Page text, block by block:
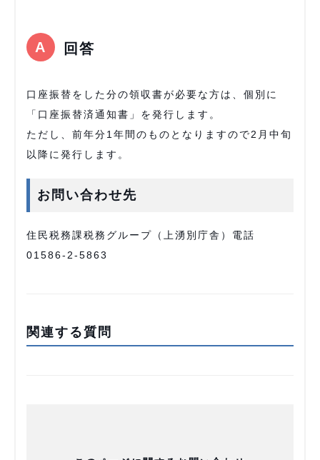
回答
口座振替をした分の領収書が必要な方は、個別に
「口座振替済通知書」を発行します。
ただし、前年分1年間のものとなりますので2月中旬
以降に発行します。
お問い合わせ先
住民税務課税務グループ（上湧別庁舎）電話
01586-2-5863
関連する質問